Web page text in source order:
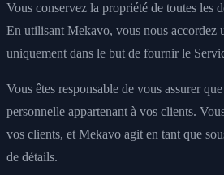
Vous conservez la propriété de toutes les
En utilisant Mekavo, vous nous accordez
uniquement dans le but de fournir le
Vous êtes responsable de vous assurer
personnelle appartenant à vos clients.
vos clients, et Mekavo agit en tant que
de détails.